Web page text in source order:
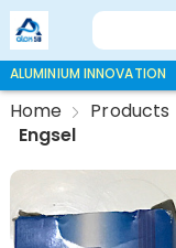
ALUMINIUM INNOVATION
Home Products
Engsel